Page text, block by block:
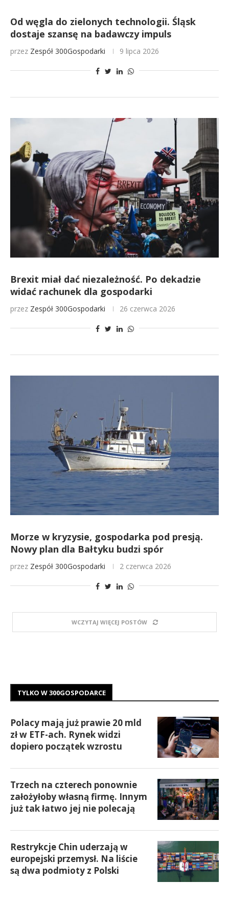
Od węgla do zielonych technologii. Śląsk
dostaje szansę na badawczy impuls
przez Zespół 300Gospodarki 9 lipca 2026
Brexit miał dać niezależność. Po dekadzie
widać rachunek dla gospodarki
przez Zespół 300Gospodarki 26 czerwca 2026
Morze w kryzysie, gospodarka pod presją.
Nowy plan dla Bałtyku budzi spór
przez Zespół 300Gospodarki 2 czerwca 2026
WCZYTAJ WIĘCEJ POSTÓW
TYLKO W 300GOSPODARCE
Polacy mają już prawie 20 mld
zł w ETF-ach. Rynek widzi
dopiero początek wzrostu
Trzech na czterech ponownie
założyłoby własną firmę. Innym
już tak łatwo jej nie polecają
Restrykcje Chin uderzają w
europejski przemysł. Na liście
są dwa podmioty z Polski